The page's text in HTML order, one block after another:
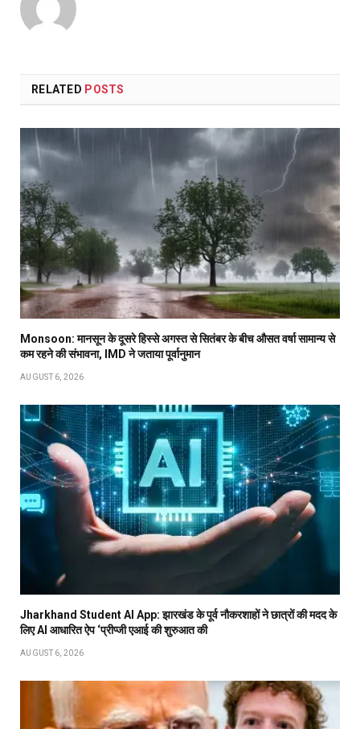
RELATED POSTS
Monsoon: मानसून के दूसरे हिस्से अगस्त से सितंबर के बीच औसत वर्षा सामान्य से
कम रहने की संभावना, IMD ने जताया पूर्वानुमान
AUGUST 6, 2026
Jharkhand Student AI App: झारखंड के पूर्व नौकरशाहों ने छात्रों की मदद के
लिए AI आधारित ऐप ‘प्रीप्जी एआई की शुरुआत की
AUGUST 6, 2026